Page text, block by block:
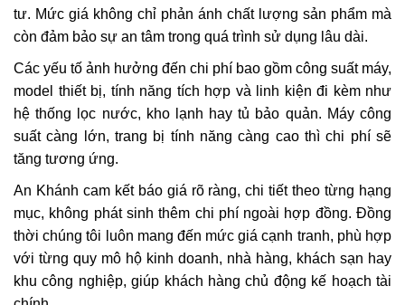
tư. Mức giá không chỉ phản ánh chất lượng sản phẩm mà
còn đảm bảo sự an tâm trong quá trình sử dụng lâu dài.
Các yếu tố ảnh hưởng đến chi phí bao gồm công suất máy,
model thiết bị, tính năng tích hợp và linh kiện đi kèm như
hệ thống lọc nước, kho lạnh hay tủ bảo quản. Máy công
suất càng lớn, trang bị tính năng càng cao thì chi phí sẽ
tăng tương ứng.
An Khánh cam kết báo giá rõ ràng, chi tiết theo từng hạng
mục, không phát sinh thêm chi phí ngoài hợp đồng. Đồng
thời chúng tôi luôn mang đến mức giá cạnh tranh, phù hợp
với từng quy mô hộ kinh doanh, nhà hàng, khách sạn hay
khu công nghiệp, giúp khách hàng chủ động kế hoạch tài